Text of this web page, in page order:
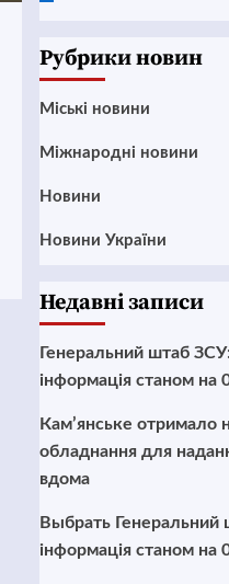
Рубрики новин
Mіські новини
Міжнародні новини
Новини
Новини України
Недавні записи
Генеральний штаб
інформація станом на
Кам’янське отримало
обладнання для
вдома
Выбрать
інформація станом на